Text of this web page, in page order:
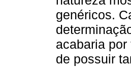
genéricos.
acabaria
de possuir